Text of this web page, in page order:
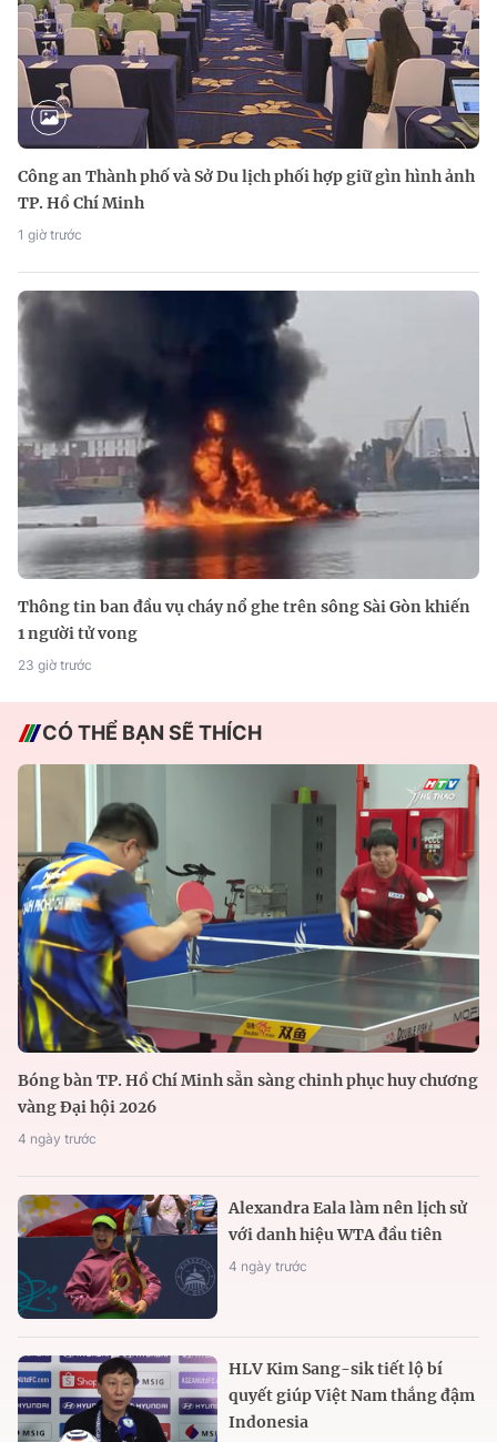
Công an Thành phố và Sở Du lịch phối hợp giữ gìn hình ảnh
TP. Hồ Chí Minh
1 giờ trước
Thông tin ban đầu vụ cháy nổ ghe trên sông Sài Gòn khiến
1 người tử vong
23 giờ trước
CÓ THỂ BẠN SẼ THÍCH
Bóng bàn TP. Hồ Chí Minh sẵn sàng chinh phục huy chương
vàng Đại hội 2026
4 ngày trước
Alexandra Eala làm nên lịch sử
với danh hiệu WTA đầu tiên
4 ngày trước
HLV Kim Sang-sik tiết lộ bí
quyết giúp Việt Nam thắng đậm
Indonesia